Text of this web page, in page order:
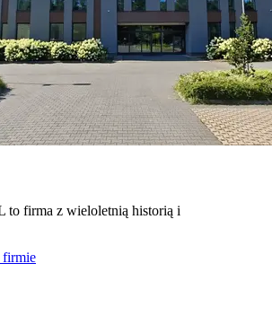
to firma z wieloletnią historią i
firmie